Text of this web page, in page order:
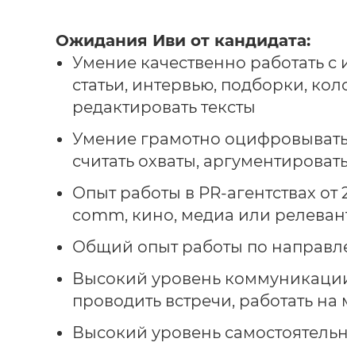
Ожидания Иви от кандидата:
Умение качественно работать
статьи, интервью, подборки,
редактировать тексты
Умение грамотно оцифровывать
считать охваты,
Опыт работы в PR-агентствах
comm, кино, медиа или
Общий опыт работы по
Высокий уровень
проводить встречи, работать
Высокий уровень